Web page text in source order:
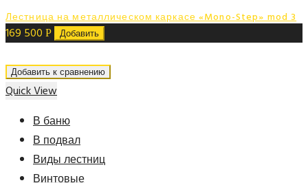
Лестница на металлическом каркасе «Mono-Step» mod 3
169 500 Р Добавить
Добавить к сравнению
Quick View
В баню
В подвал
Виды лестниц
Винтовые